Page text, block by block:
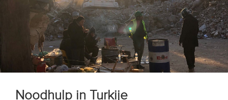
Noodhulp in Turkije